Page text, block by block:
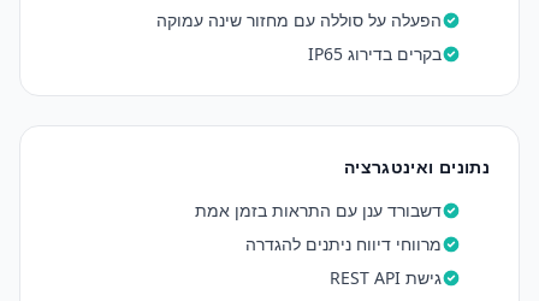
הפעלה על סוללה עם מחזור שינה עמוקה
בקרים בדירוג IP65
נתונים ואינטגרציה
דשבורד ענן עם התראות בזמן אמת
מרווחי דיווח ניתנים להגדרה
גישת REST API